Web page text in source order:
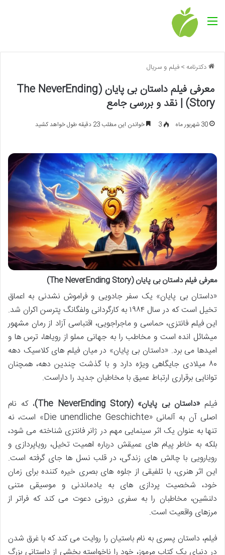
منو
دکترنامه >فیلم و سریال
معرفی فیلم داستان بی پایان (The NeverEnding
Story) | نقد و بررسی جامع
30 شهریور ماه 3 خواندن این مطلب 23 دقیقه طول خواهد کشید
معرفی فیلم داستان بی پایان (The NeverEnding Story)
«داستان بی پایان» یک سفر جادویی و فراموش نشدنی به اعماق
تخیل است که در سال ۱۹۸۴ به کارگردانی ولفگانگ پترسن اکران شد.
این فیلم فانتزی، حماسی و ماجراجویی، اقتباسی آزاد از رمان مشهور
میشائل انده است و مخاطب را به جهانی مملو از رویاها، ترس ها و
امیدها می برد. «داستان بی پایان» در میان فیلم های کلاسیک دهه
۸۰ میلادی جایگاهی ویژه دارد و با گذشت چندین دهه، همچنان
توانایی برقراری ارتباط عمیق با مخاطبان جدید را داراست.
فیلم «داستان بی پایان» (The NeverEnding Story)
، که نام
اصلی آن به آلمانی «Die unendliche Geschichte» است، نه
تنها به عنوان یک اثر سینمایی مهم در ژانر فانتزی شناخته می شود،
بلکه به خاطر پیام های عمیقش درباره اهمیت تخیل، رویاپردازی و
رویارویی با چالش های زندگی، در قلب نسل ها جای گرفته است.
این اثر هنری، با تلفیقی از جلوه های بصری خیره کننده برای زمان
خود، شخصیت پردازی های به یادماندنی و موسیقی متنی
دلنشین، مخاطبان را به سفری درونی دعوت می کند که فراتر از
مرزهای واقعیت است.
فیلم، داستان پسری به نام باستیان را روایت می کند که با غرق شدن
در دنیای یک کتاب مرموز، خود را ناخواسته بخشی از داستانی بزرگ